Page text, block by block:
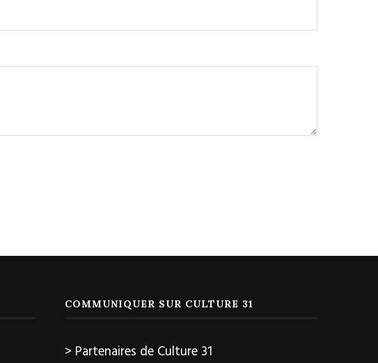
COMMUNIQUER SUR CULTURE 31
> Partenaires de Culture 31